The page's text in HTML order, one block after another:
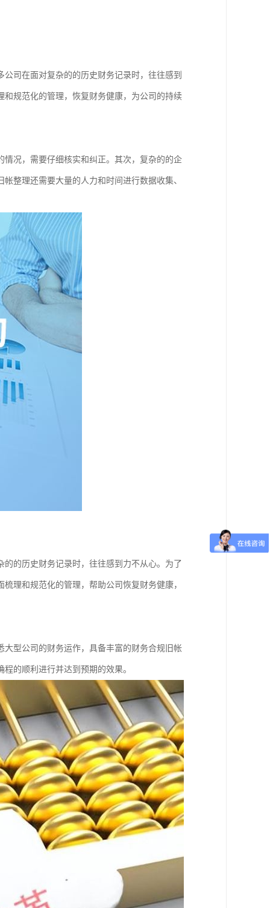
司在面对复杂的的历史财务记录时，往往感到
规范化的管理，恢复财务健康，为公司的持续
况，需要仔细核实和纠正。其次，复杂的的企
整理还需要大量的人力和时间进行数据收集、
的历史财务记录时，往往感到力不从心。为了
理和规范化的管理，帮助公司恢复财务健康，
型公司的财务运作，具备丰富的财务合规旧帐
的顺利进行并达到预期的效果。